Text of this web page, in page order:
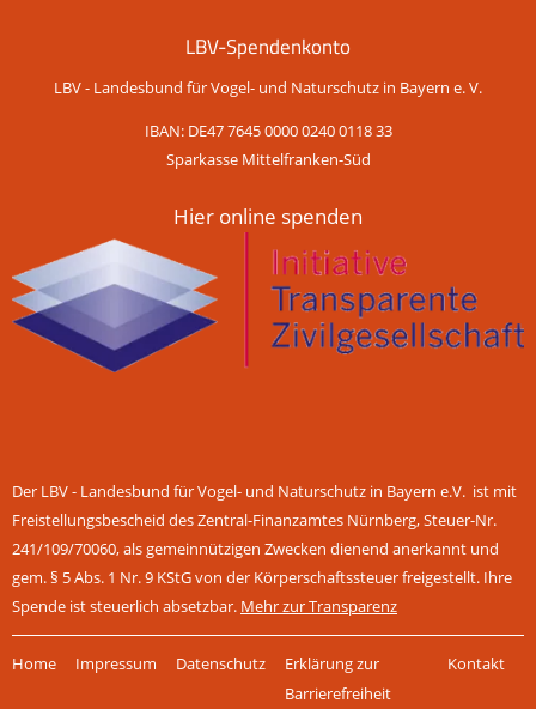
LBV-Spendenkonto
LBV - Landesbund für Vogel- und Naturschutz in Bayern e. V.
IBAN: DE47 7645 0000 0240 0118 33
Sparkasse Mittelfranken-Süd
Hier online spenden
Der LBV - Landesbund für Vogel- und Naturschutz in Bayern e.V. ist mit
Freistellungsbescheid des Zentral-Finanzamtes Nürnberg, Steuer-Nr.
241/109/70060, als gemeinnützigen Zwecken dienend anerkannt und
gem. § 5 Abs. 1 Nr. 9 KStG von der Körperschaftssteuer freigestellt. Ihre
Spende ist steuerlich absetzbar. Mehr zur Transparenz
überspringen
Home Impressum Datenschutz
Erklärung zur
Barrierefreiheit
Kontakt